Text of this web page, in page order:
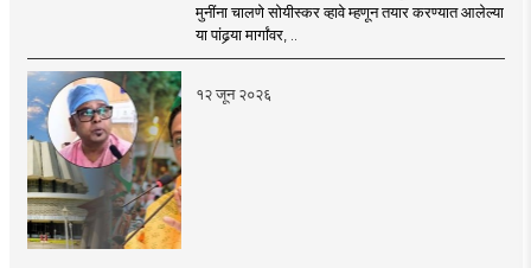
मुनींना चालणे सोयीस्कर व्हावे म्हणून तयार करण्यात आलेल्या
या पांढर्‍या मार्गांवर, ..
१२ जून २०२६